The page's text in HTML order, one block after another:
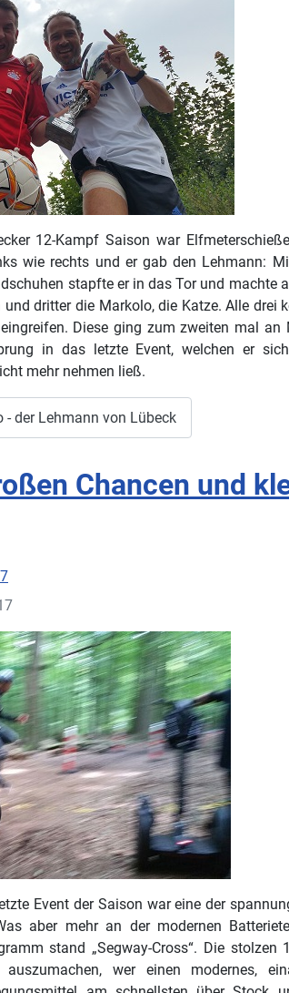
12-Kampf Saison war
wie rechts und er gab den Lehmann:
stapfte er in das Tor und machte
dritter die Markolo, die Katze. Alle drei
Diese ging zum zweiten mal an
in das letzte Event, welchen er
mehr nehmen ließ.
- der Lehmann von Lübeck
Chancen und
Event der Saison war eine der
aber mehr an der modernen
stand „Segway-Cross“. Die stolzen
wer einen modernes,